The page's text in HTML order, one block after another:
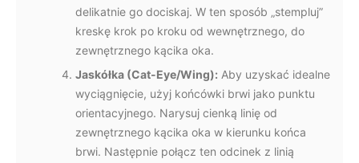
delikatnie go dociskaj. W ten sposób „stempluj”
kreskę krok po kroku od wewnętrznego, do
zewnętrznego kącika oka.
Jaskółka (Cat-Eye/Wing): Aby uzyskać idealne
wyciągnięcie, użyj końcówki brwi jako punktu
orientacyjnego. Narysuj cienką linię od
zewnętrznego kącika oka w kierunku końca
brwi. Następnie połącz ten odcinek z linią